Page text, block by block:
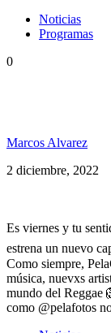
Noticias
Programas
0
Marcos Alvarez
2 diciembre, 2022
Es viernes y tu
estrena un nuevo
Como siempre,
música, nuevxs
mundo del Reggae
como @pelafotos